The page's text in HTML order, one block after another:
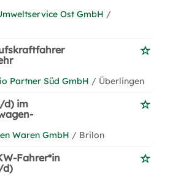
Ost GmbH /
Partner Süd GmbH / Überlingen
d) im
Waren GmbH / Brilon
Fahrer*in
d)